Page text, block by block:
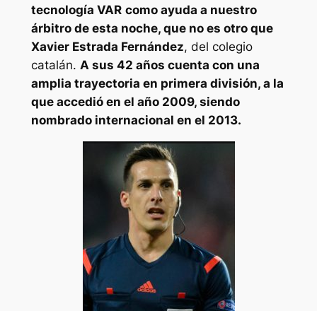
tecnología VAR como ayuda a nuestro
árbitro de esta noche, que no es otro que
Xavier Estrada Fernández, del colegio
catalán. A sus 42 años cuenta con una
amplia trayectoria en primera división, a la
que accedió en el año 2009, siendo
nombrado internacional en el 2013.